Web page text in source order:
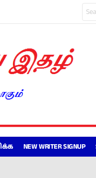
for:
NEW WRITER SIGNUP